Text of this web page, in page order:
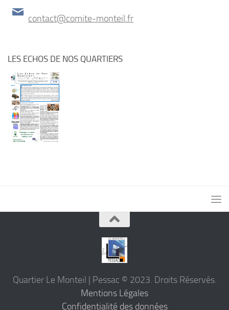
contact@comite-monteil.fr
LES ECHOS DE NOS QUARTIERS
Quartier Le Monteil | Pessac © 2023. Droits Réservés.
Mentions Légales
Confidentialité des données